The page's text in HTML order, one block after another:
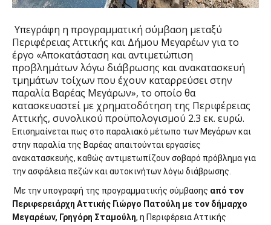
Υπεγράφη η προγραμματική σύμβαση μεταξύ
Περιφέρειας Αττικής και Δήμου Μεγαρέων για το
έργο «Αποκατάσταση και αντιμετώπιση
προβλημάτων λόγω διάβρωσης και ανακατασκευή
τμημάτων τοίχων που έχουν καταρρεύσει στην
παραλία Βαρέας Μεγάρων», το οποίο θα
κατασκευαστεί με χρηματοδότηση της Περιφέρειας
Αττικής, συνολικού προϋπολογισμού 2.3 εκ. ευρώ.
Επισημαίνεται πως στο παραλιακό μέτωπο των Μεγάρων και
στην παραλία της Βαρέας απαιτούνται εργασίες
ανακατασκευής, καθώς αντιμετωπίζουν σοβαρό πρόβλημα για
την ασφάλεια πεζών και αυτοκινήτων λόγω διάβρωσης.
Με την υπογραφή της προγραμματικής σύμβασης από τον
Περιφερειάρχη Αττικής Γιώργο Πατούλη με τον δήμαρχο
Μεγαρέων, Γρηγόρη Σταμούλη, η Περιφέρεια Αττικής